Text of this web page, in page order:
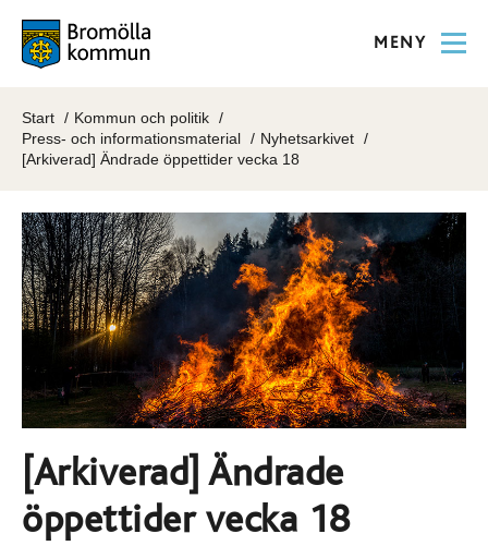
MENY
Start
Kommun och politik
Press- och informationsmaterial
Nyhetsarkivet
[Arkiverad] Ändrade öppettider vecka 18
[Arkiverad] Ändrade
öppettider vecka 18